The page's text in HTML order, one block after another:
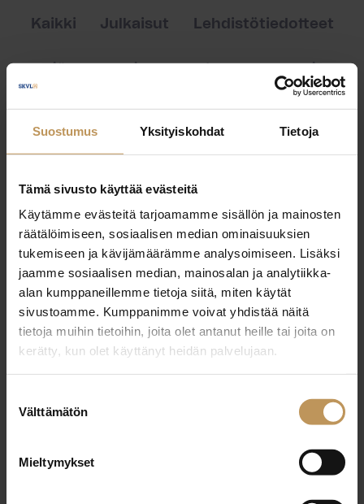
Suostumus Yksityiskohdat Tietoja
Tämä sivusto käyttää evästeitä
Käytämme evästeitä tarjoamamme sisällön ja mainosten
räätälöimiseen, sosiaalisen median ominaisuuksien
tukemiseen ja kävijämäärämme analysoimiseen. Lisäksi
jaamme sosiaalisen median, mainosalan ja analytiikka-
alan kumppaneillemme tietoja siitä, miten käytät
sivustoamme. Kumppanimme voivat yhdistää näitä
tietoja muihin tietoihin, joita olet antanut heille tai joita on
kerätty, kun olet käyttänyt heidän palvelujaan.
valinta
Välttämätön
Mieltymykset
Kaikki Julkaisut Lehdistötiedotteet
29.2.2024
Lue artikkeli